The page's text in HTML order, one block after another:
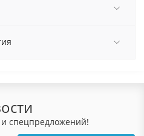
и спецпредложений!